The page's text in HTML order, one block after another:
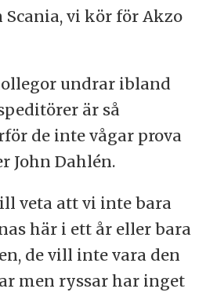
Scania, vi kör för Akzo
undrar ibland
är så
de inte vågar prova
John Dahlén.
veta att vi inte bara
här i ett år eller bara
de vill inte vara den
men ryssar har inget